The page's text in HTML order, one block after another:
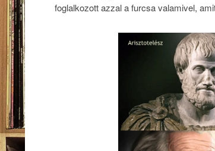
foglalkozott azzal a furcsa valamivel,